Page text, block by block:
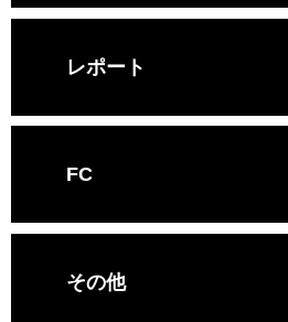
レポート
FC
その他